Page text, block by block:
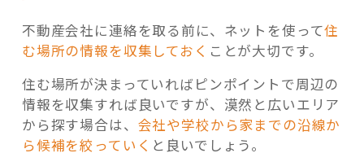
不動産会社に連絡を取る前に、ネットを使って住
む場所の情報を収集しておく ことが大切です。
住む場所が決まっていればピンポイントで周辺の
情報を収集すれば良いですが、漠然と広いエリア
から探す場合は、 会社や学校から家までの沿線か
ら候補を絞っていく と良いでしょう。